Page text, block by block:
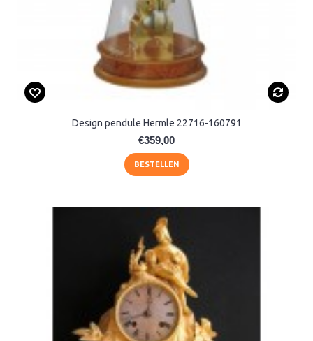
Design pendule Hermle 22716-160791
€359,00
BESTELLEN